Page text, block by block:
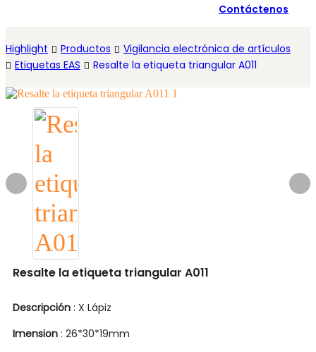
Contáctenos
Highlight Productos
Vigilancia electrónica de artículos
Etiquetas EAS
Resalte la etiqueta triangular A011
Resalte la etiqueta triangular A011
Descripción : X Lápiz
Imension : 26*30*19mm